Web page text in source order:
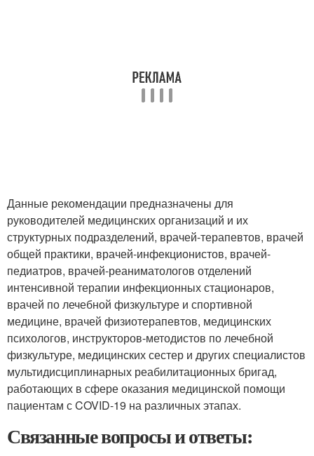
Данные рекомендации предназначены для
руководителей медицинских организаций и их
структурных подразделений, врачей-терапевтов, врачей
общей практики, врачей-инфекционистов, врачей-
педиатров, врачей-реаниматологов отделений
интенсивной терапии инфекционных стационаров,
врачей по лечебной физкультуре и спортивной
медицине, врачей физиотерапевтов, медицинских
психологов, инструкторов-методистов по лечебной
физкультуре, медицинских сестер и других специалистов
мультидисциплинарных реабилитационных бригад,
работающих в сфере оказания медицинской помощи
пациентам с COVID-19 на различных этапах.
Связанные вопросы и ответы: